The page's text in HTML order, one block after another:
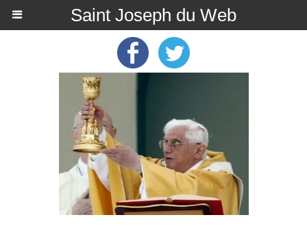
Saint Joseph du Web